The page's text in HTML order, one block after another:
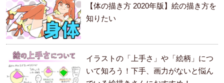
【体の描き方 2020年版】絵の描き方を
知りたい
イラストの「上手さ」や「絵柄」につ
いて知ろう！下手、画力がないと悩ん